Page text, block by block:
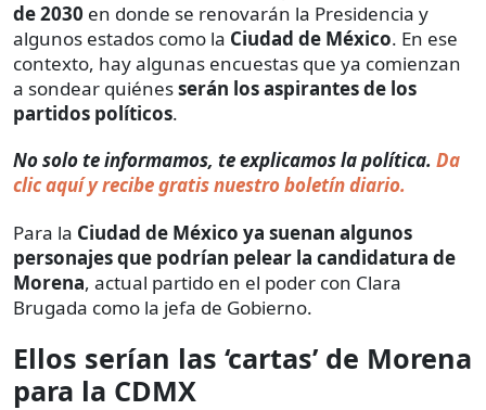
de 2030 en donde se renovarán la Presidencia y
algunos estados como la Ciudad de México. En ese
contexto, hay algunas encuestas que ya comienzan
a sondear quiénesserán los aspirantes de los
partidos políticos.
No solo te informamos, te explicamos la política. Da
clic aquí y recibe gratis nuestro boletín diario.
Para la Ciudad de México ya suenan algunos
personajes que podrían pelear la candidatura de
Morena, actual partido en el poder con Clara
Brugada como la jefa de Gobierno.
Ellos serían las ‘cartas’ de Morena
para la CDMX